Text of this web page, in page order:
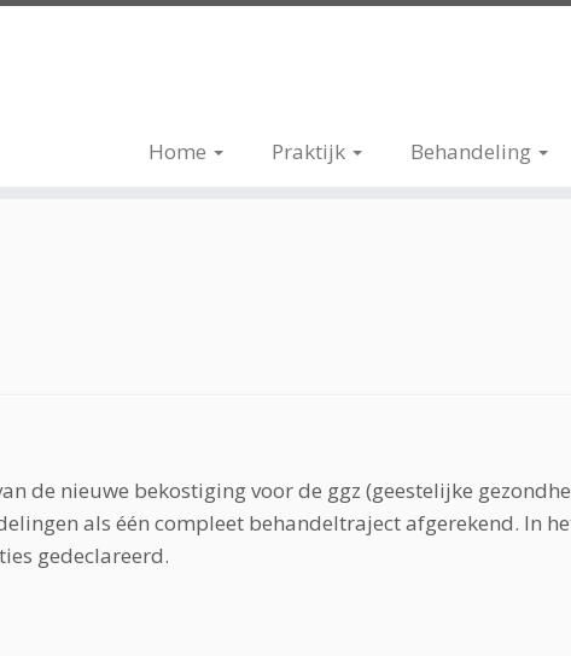
Home Praktijk Behandeling
de nieuwe bekostiging voor de ggz (geestelijke
als één compleet behandeltraject afgerekend. In
gedeclareerd.